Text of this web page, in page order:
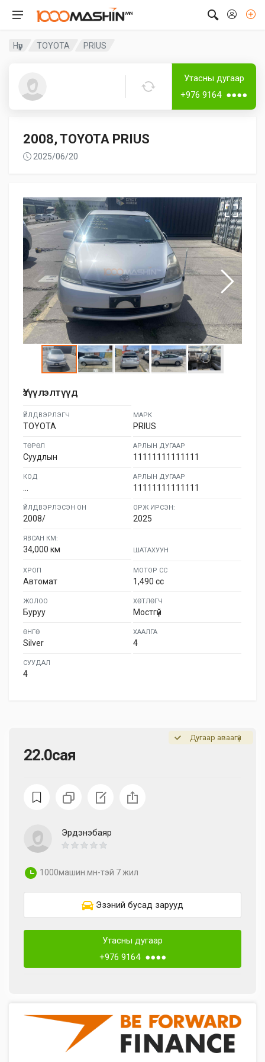
Нүүр TOYOTA PRIUS
Утасны дугаар
+976 9164 ●●●●
2008, TOYOTA PRIUS
2025/06/20
22.0сая
Дугаар аваагүй
Эрдэнэбаяр
1000машин.мн-тэй 7 жил
Эзэний бусад зарууд
Утасны дугаар
+976 9164 ●●●●
Үзүүлэлтүүд
ҮЙЛДВЭРЛЭГЧ
TOYOTA
МАРК
PRIUS
ТӨРӨЛ
Суудлын
АРЛЫН ДУГААР
11111111111111
КОД АРЛЫН ДУГААР
11111111111111
ҮЙЛДВЭРЛЭСЭН ОН
2008/
ОРЖ ИРСЭН:
2025
ЯВСАН КМ:
34,000 км ШАТАХУУН
ХРОП
Автомат
МОТОР СС
1,490 cc
ЖОЛОО
Буруу
ХӨТЛӨГЧ
Мостгүй
ӨНГӨ
Silver
ХААЛГА
4
СУУДАЛ
4